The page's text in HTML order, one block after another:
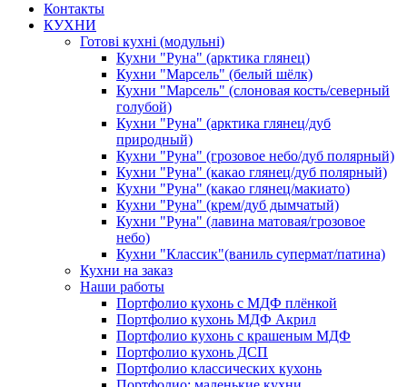
Контакты
КУХНИ
Готові кухні (модульні)
Кухни "Руна" (арктика глянец)
Кухни "Марсель" (белый шёлк)
Кухни "Марсель" (слоновая кость/северный
голубой)
Кухни "Руна" (арктика глянец/дуб
природный)
Кухни "Руна" (грозовое небо/дуб полярный)
Кухни "Руна" (какао глянец/дуб полярный)
Кухни "Руна" (какао глянец/макиато)
Кухни "Руна" (крем/дуб дымчатый)
Кухни "Руна" (лавина матовая/грозовое
небо)
Кухни "Классик"(ваниль супермат/патина)
Кухни на заказ
Наши работы
Портфолио кухонь с МДФ плёнкой
Портфолио кухонь МДФ Акрил
Портфолио кухонь с крашеным МДФ
Портфолио кухонь ДСП
Портфолио классических кухонь